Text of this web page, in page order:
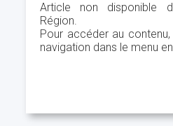
Article non disponible
Région.
Pour accéder au
navigation dans le menu